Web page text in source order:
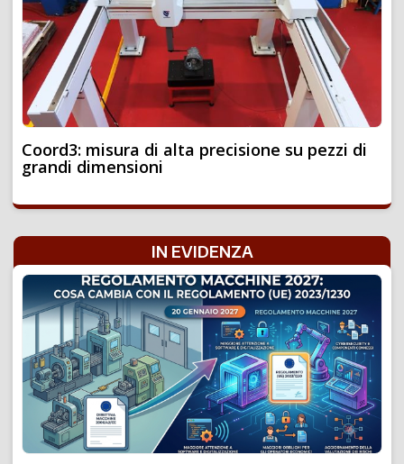
Coord3: misura di alta precisione su pezzi di
grandi dimensioni
IN EVIDENZA